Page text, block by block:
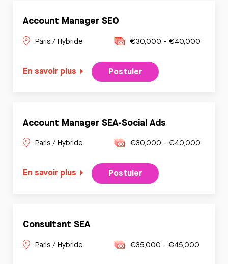
Account Manager SEO
Paris / Hybride €30,000 - €40,000
En savoir plus Postuler
Account Manager SEA-Social Ads
Paris / Hybride €30,000 - €40,000
En savoir plus Postuler
Consultant SEA
Paris / Hybride €35,000 - €45,000